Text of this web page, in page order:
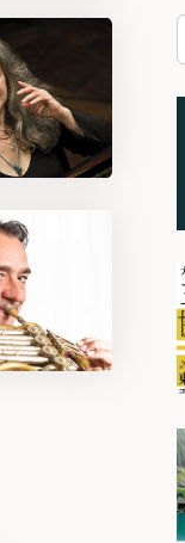
検
索